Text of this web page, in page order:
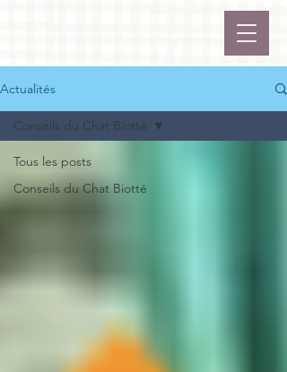
Actualités
Tous les posts
Conseils du Chat Biotté
Conseils du Chat Biotté